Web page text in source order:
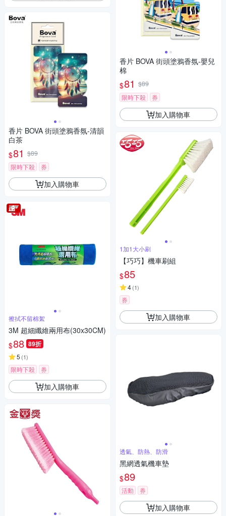
香片 BOVA 街頭塗鴉香氛-清韻
白茶
$81 $89
限時下殺
券
加入購物車
擦拭不留棉絮
3M 超細纖維兩用布(30x30CM)
$88 89折
5 (1)
限時下殺 券
加入購物車
香片 BOVA 街頭塗鴉香氛-嬰兒
棉
$81 $89
限時下殺
券
加入購物車
1加1大小刷
【巧巧】機車刷組
$85
4(1)
券
加入購物車
透氣、防熱、防滑
黑網透氣機車墊
$89
活動 券
加入購物車